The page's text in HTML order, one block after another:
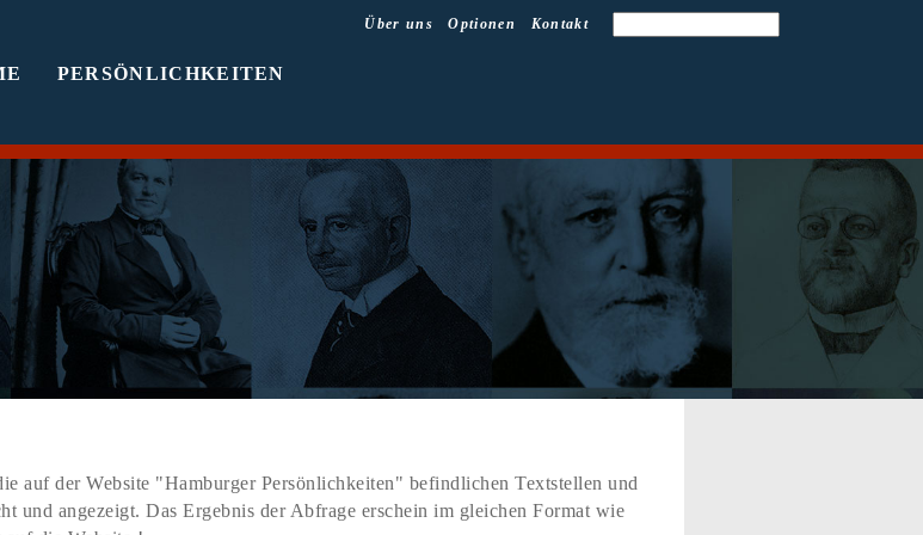
PERSÖNLICHKEITEN
Über uns Optionen Kontakt
auf der Website "Hamburger Persönlichkeiten" befindlichen Textstellen und
und angezeigt. Das Ergebnis der Abfrage erschein im gleichen Format wie